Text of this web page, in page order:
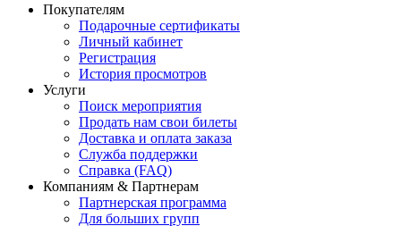
Покупателям
Подарочные сертификаты
Личный кабинет
Регистрация
История просмотров
Услуги
Поиск мероприятия
Продать нам свои билеты
Доставка и оплата заказа
Служба поддержки
Справка (FAQ)
Компаниям & Партнерам
Партнерская программа
Для больших групп